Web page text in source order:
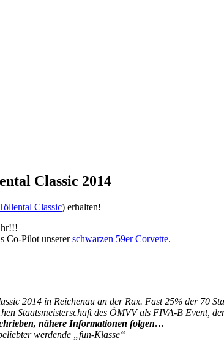
Classic 2014
Classic) erhalten!
Co-Pilot unsererschwarzen 59er Corvette.
2014 in Reichenau an der Rax. Fast 25% der 70
Staatsmeisterschaft des ÖMVV als FIVA-B Event,
nähere Informationen folgen…
werdende „fun-Klasse“